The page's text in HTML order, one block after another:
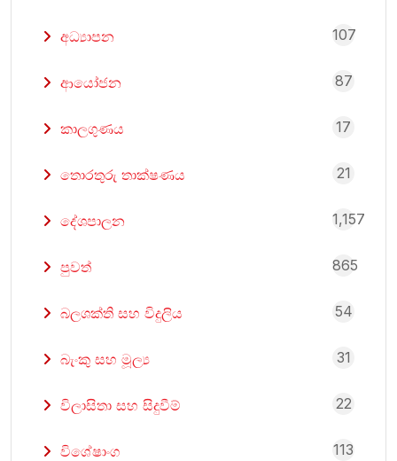
අධ්‍යාපන 107
ආයෝජන 87
කාලගුණය 17
තොරතුරු තාක්ෂණය 21
දේශපාලන 1,157
පුවත් 865
බලශක්ති සහ විදුලිය 54
බැංකු සහ මූල්‍ය 31
විලාසිතා සහ සිදුවීම් 22
විශේෂාංග 113